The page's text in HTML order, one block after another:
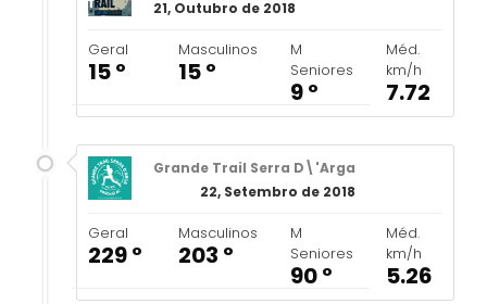
21, Outubro de 2018
Geral
15 º
Masculinos
15 º
M
Seniores
9 º
Méd.
km/h
7.72
Grande Trail Serra D\'Arga
22, Setembro de 2018
Geral
229 º
Masculinos
203 º
M
Seniores
90 º
Méd.
km/h
5.26